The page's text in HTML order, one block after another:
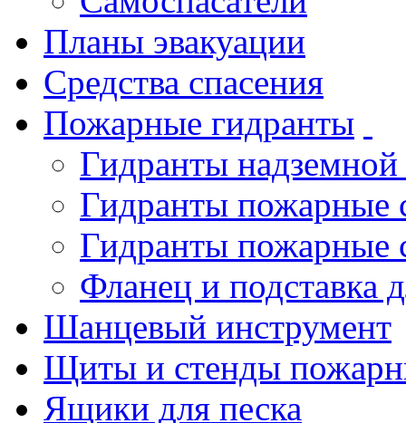
Планы эвакуации
Средства спасения
Пожарные гидранты
Гидранты
Гидранты пожарные
Гидранты пожарные
Фланец и подставка
Шанцевый инструмент
Щиты и стенды
Ящики для песка